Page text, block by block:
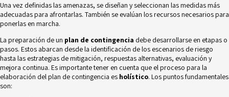
Una vez definidas las amenazas, se diseñan y seleccionan las medidas más
adecuadas para afrontarlas. También se evalúan los recursos necesarios para
ponerlas en marcha.
La preparación de un plan de contingencia debe desarrollarse en etapas o
pasos. Estos abarcan desde la identificación de los escenarios de riesgo
hasta las estrategias de mitigación, respuestas alternativas, evaluación y
mejora continua. Es importante tener en cuenta que el proceso para la
elaboración del plan de contingencia es holístico. Los puntos fundamentales
son: